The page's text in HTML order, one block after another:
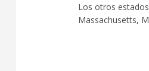
Los otros
Massachusetts,